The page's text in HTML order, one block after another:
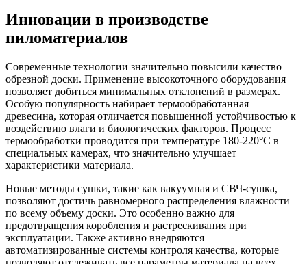
Инновации в производстве
пиломатериалов
Современные технологии значительно повысили качество
обрезной доски. Применение высокоточного оборудования
позволяет добиться минимальных отклонений в размерах.
Особую популярность набирает термообработанная
древесина, которая отличается повышенной устойчивостью к
воздействию влаги и биологических факторов. Процесс
термообработки проводится при температуре 180-220°C в
специальных камерах, что значительно улучшает
характеристики материала.
Новые методы сушки, такие как вакуумная и СВЧ-сушка,
позволяют достичь равномерного распределения влажности
по всему объему доски. Это особенно важно для
предотвращения коробления и растрескивания при
эксплуатации. Также активно внедряются
автоматизированные системы контроля качества, которые